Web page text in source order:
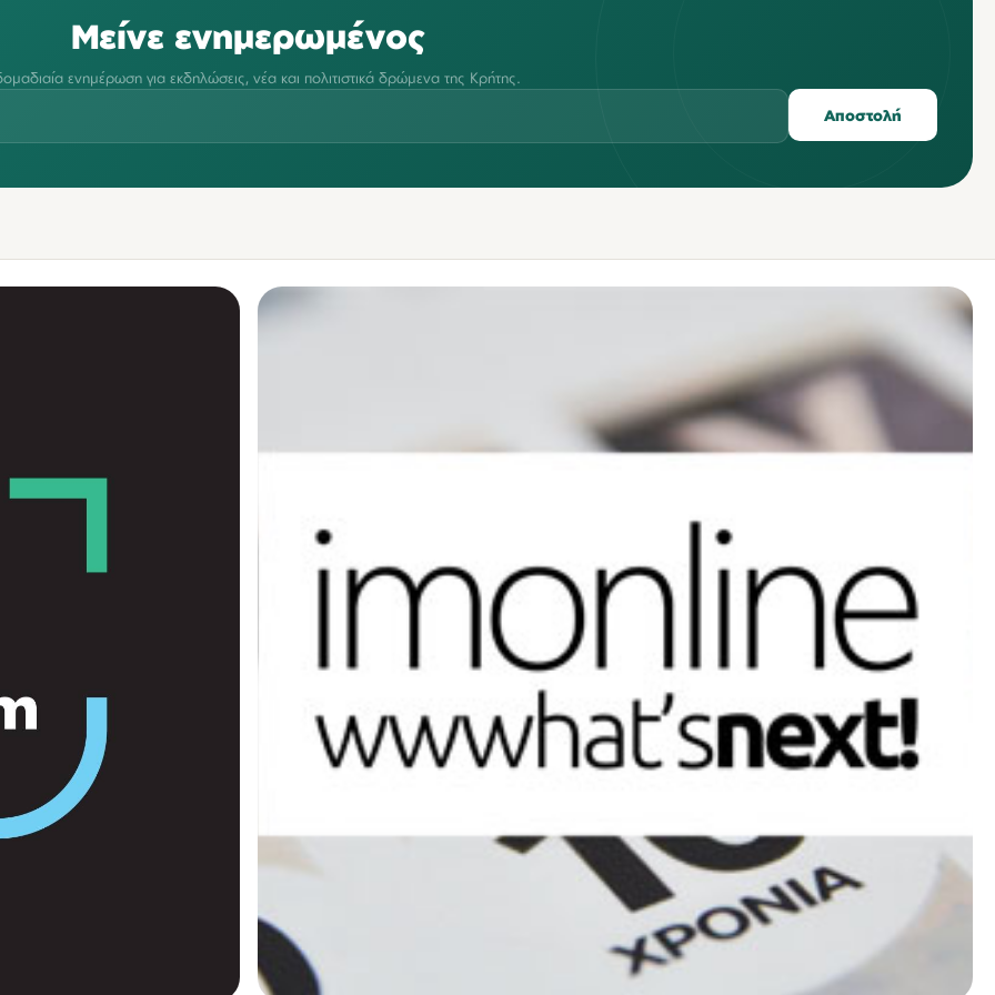
Μείνε ενημερωμένος
ενημέρωση για εκδηλώσεις, νέα και πολιτιστικά δρώμενα της Κρήτης.
Αποστολή